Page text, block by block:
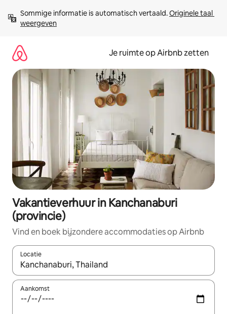
direct
naar
Sommige informatie is automatisch vertaald. Originele taal
weergeven
Je ruimte op Airbnb zetten
Vakantieverhuur in Kanchanaburi
(provincie)
Vind en boek bijzondere accommodaties op Airbnb
Locatie
Wanneer er suggesties beschikbaar zijn, maak je een keuze
Aankomst